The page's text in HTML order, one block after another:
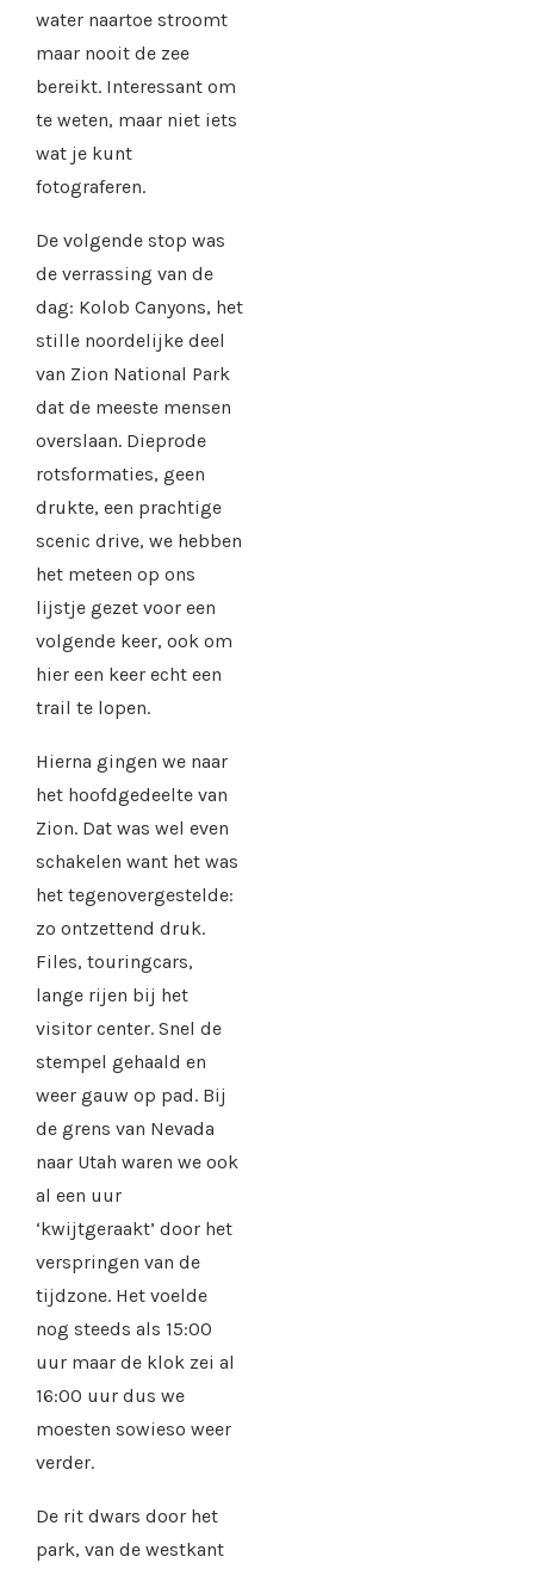
water naartoe stroomt
maar nooit de zee
bereikt. Interessant om
te weten, maar niet iets
wat je kunt
fotograferen.
De volgende stop was
de verrassing van de
dag: Kolob Canyons, het
stille noordelijke deel
van Zion National Park
dat de meeste mensen
overslaan. Dieprode
rotsformaties, geen
drukte, een prachtige
scenic drive, we hebben
het meteen op ons
lijstje gezet voor een
volgende keer, ook om
hier een keer echt een
trail te lopen.
Hierna gingen we naar
het hoofdgedeelte van
Zion. Dat was wel even
schakelen want het was
het tegenovergestelde:
zo ontzettend druk.
Files, touringcars,
lange rijen bij het
visitor center. Snel de
stempel gehaald en
weer gauw op pad. Bij
de grens van Nevada
naar Utah waren we ook
al een uur
‘kwijtgeraakt’ door het
verspringen van de
tijdzone. Het voelde
nog steeds als 15:00
uur maar de klok zei al
16:00 uur dus we
moesten sowieso weer
verder.
De rit dwars door het
park, van de westkant